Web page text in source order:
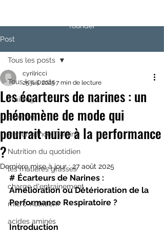
founder
Post
Tous les posts
Training
Science
Performance Training
Nutrition du quotidien
les matières grasses
charge d'entrainement
micro-nutrition
acides aminés
Tous les posts
Les écarteurs de narines : un
phénomène de mode qui
pourrait nuire à la performance
?
cyrilricci
25 juil. 20257 min de lecture
Dernière mise à jour :27 août 2025
# Écarteurs de Narines :
Amélioration ou Détérioration de la
Performance Respiratoire ?
Introduction